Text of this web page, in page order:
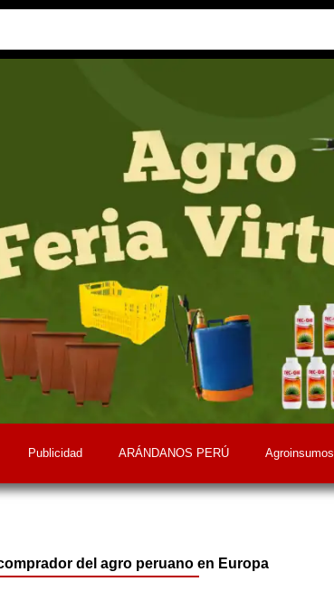
Publicidad ARÁNDANOS PERÚ Agroinsumos
del agro peruano en Europa